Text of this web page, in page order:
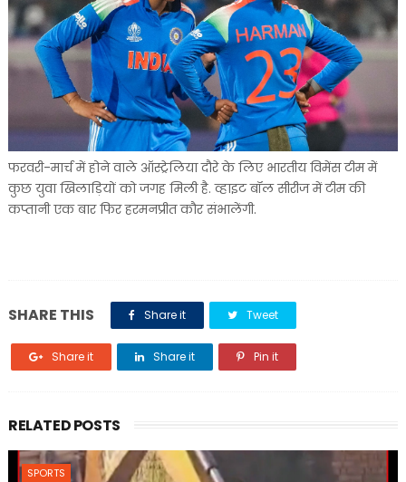
फरवरी-मार्च में होने वाले ऑस्ट्रेलिया दौरे के लिए भारतीय विमेंस टीम में
कुछ युवा खिलाड़ियों को जगह मिली है. व्हाइट बॉल सीरीज में टीम की
कप्तानी एक बार फिर हरमनप्रीत कौर संभालेंगी.
SHARE THIS Share it Tweet
Share it Share it Pin it
RELATED POSTS
SPORTS